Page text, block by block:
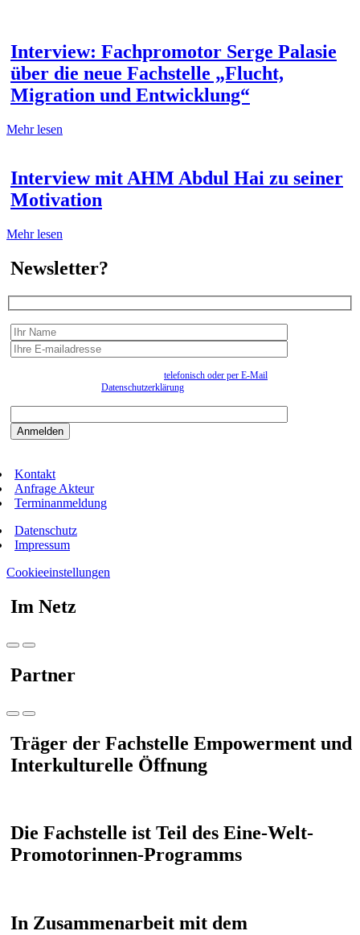
Interview: Fachpromotor Serge Palasie
über die neue Fachstelle „Flucht,
Migration und Entwicklung“
Mehr lesen
Interview mit AHM Abdul Hai zu seiner
Motivation
Mehr lesen
Newsletter?
telefonisch oder per E-Mail
Datenschutzerklärung
Kontakt
Anfrage Akteur
Terminanmeldung
Datenschutz
Impressum
Cookieeinstellungen
Im Netz
Partner
Träger der Fachstelle Empowerment und
Interkulturelle Öffnung
Die Fachstelle ist Teil des Eine-Welt-
Promotorinnen-Programms
In Zusammenarbeit mit dem